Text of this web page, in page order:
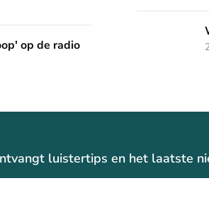
op de radio
William
luistertips en het laatste